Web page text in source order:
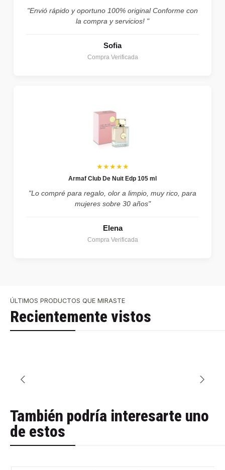
"Envió rápido y oportuno 100% original Conforme con
la compra y servicios! "
Sofia
Compra Verificada
★★★★★
Armaf Club De Nuit Edp 105 ml
"Lo compré para regalo, olor a limpio, muy rico, para
mujeres sobre 30 años"
Elena
Compra Verificada
ÚLTIMOS PRODUCTOS QUE MIRASTE
Recientemente vistos
También podría interesarte uno
de estos